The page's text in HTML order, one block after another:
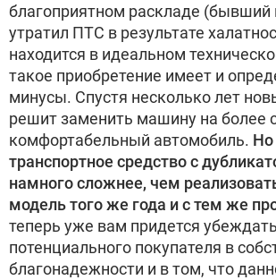
благоприятном раскладе (бывший
утратил ПТС в результате
находится в идеальном
такое приобретение имеет и
минусы. Спустя несколько лет
решит заменить машину на более
комфортабельный автомобиль. Но
транспортное средство с
намного сложнее, чем
модель того же года и с тем же
теперь уже вам придется
потенциального покупателя в
благонадежности и в том, что